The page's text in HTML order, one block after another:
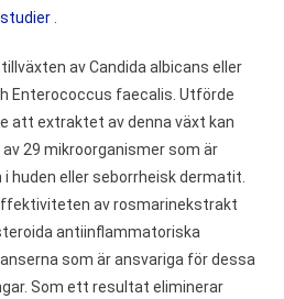
.
av Candida albicans eller
Enterococcus faecalis. Utförde
att extraktet av denna växt kan
29 mikroorganismer som är
huden eller seborrheisk dermatit.
av rosmarinekstrakt
antiinflammatoriska
som är ansvariga för dessa
Som ett resultat eliminerar